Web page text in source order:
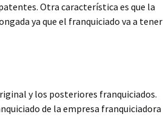
Otra característica es que la
ya que el franquiciado va a tener
y los posteriores franquiciados.
de la empresa franquiciadora